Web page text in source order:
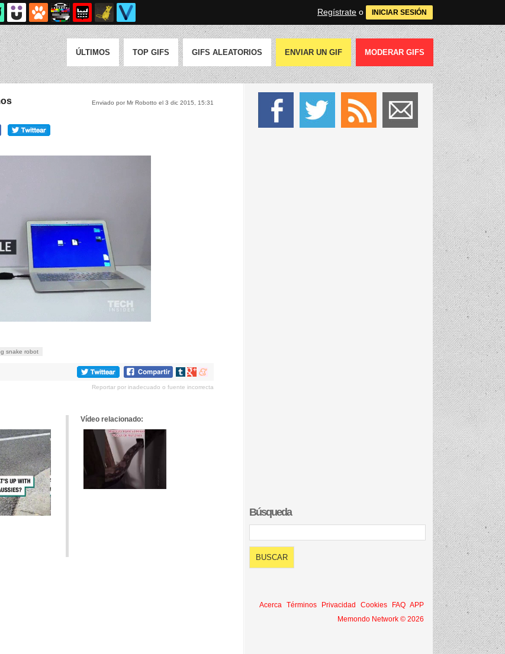
Regístrate o INICIAR SESIÓN
ÚLTIMOS TOP GIFS GIFS ALEATORIOS ENVIAR UN GIF MODERAR GIFS
Enviado por Mr Robotto el 3 dic 2015, 15:31
snake robot
Compartir
tumblr
Compartir
Google+
Compartir
meneame
Reportar por inadecuado o fuente incorrecta
Vídeo relacionado:
Búsqueda
Acerca Términos Privacidad Cookies FAQ APP
Memondo Network © 2026